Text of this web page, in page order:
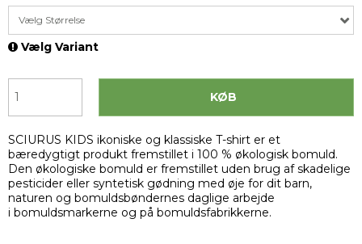
Vælg Størrelse
Vælg Variant
KØB
SCIURUS KIDS ikoniske og klassiske T-shirt er et
bæredygtigt produkt fremstillet i 100 % økologisk bomuld.
Den økologiske bomuld er fremstillet uden brug af skadelige
pesticider eller syntetisk gødning med øje for dit barn,
naturen og bomuldsbøndernes daglige arbejde
i bomuldsmarkerne og på bomuldsfabrikkerne.